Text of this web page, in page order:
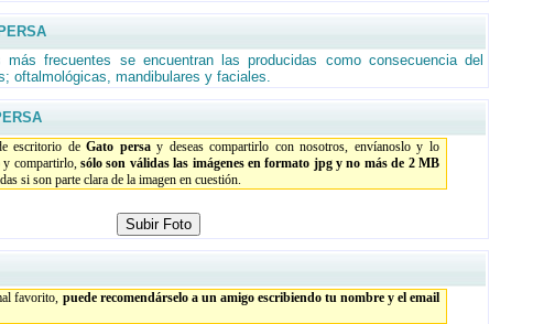
frecuentes se encuentran las producidas como consecuencia del
oftalmológicas, mandibulares y faciales.
escritorio deGato persay deseas compartirlo con nosotros, envíanoslo y lo
y compartirlo,sólo son válidas las imágenes en formato jpg y no más de 2 MB
si son parte clara de la imagen en cuestión.
favorito, puede recomendárselo a un amigo escribiendo tu nombre y el email